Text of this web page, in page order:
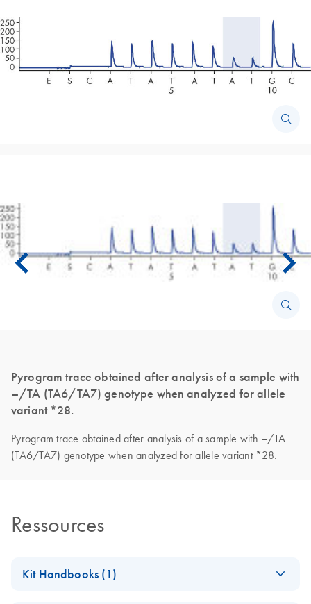
Pyrogram trace obtained after analysis of a sample with
–/TA (TA6/TA7) genotype when analyzed for allele
variant *28.
Pyrogram trace obtained after analysis of a sample with –/TA
(TA6/TA7) genotype when analyzed for allele variant *28.
Ressources
Kit Handbooks (1)